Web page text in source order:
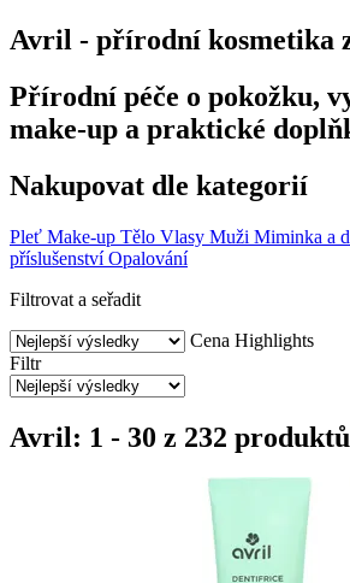
Avril - přírodní kosmetika
Přírodní péče o pokožku,
make-up a praktické
Nakupovat dle kategorií
Pleť Make-up Tělo Vlasy Muži Miminka a
příslušenství Opalování
Filtrovat a seřadit
Cena Highlights
Filtr
Avril: 1 - 30 z 232 produktů